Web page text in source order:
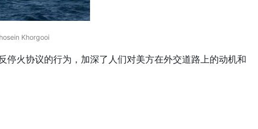
Khorgooi
停火协议的行为，加深了人们对美方在外交道路上的动机和